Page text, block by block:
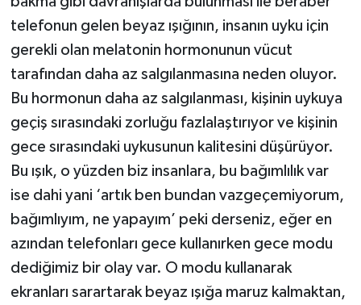
telefonun gelen beyaz ışığının, insanın uyku için
gerekli olan melatonin hormonunun vücut
tarafından daha az salgılanmasına neden oluyor.
Bu hormonun daha az salgılanması, kişinin uykuya
geçiş sırasındaki zorluğu fazlalaştırıyor ve kişinin
gece sırasındaki uykusunun kalitesini düşürüyor.
Bu ışık, o yüzden biz insanlara, bu bağımlılık var
ise dahi yani ‘artık ben bundan vazgeçemiyorum,
bağımlıyım, ne yapayım’ peki derseniz, eğer en
azından telefonları gece kullanırken gece modu
dediğimiz bir olay var. O modu kullanarak
ekranları sarartarak beyaz ışığa maruz kalmaktan,